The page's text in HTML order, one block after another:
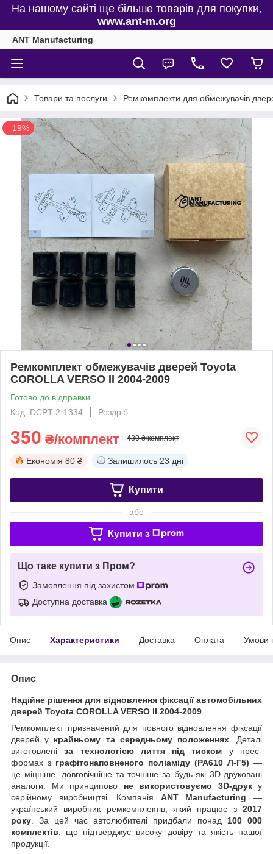
На нашому сайті ще більше товарів для покупки,
www.ant-m.org
ANT Manufacturing
Товари та послуги Ремкомплекти для обмежувачів
–19%
Ремкомплект обмежувачів дверей Toyota
COROLLA VERSO II 2004-2009
Готово до відправки
Код: DCPT-2-1334
Роздріб
350 ₴/комплект 430 ₴/комплект
Економія 80 ₴ Залишилось 23 дні
Купити
або
Купити з
Що таке купити з Пром?
Замовлення під захистом
Доступна доставка
Опис Характеристики Доставка Оплата Умови
Опис
Надійне рішення для відновлення фіксації автомобільних
дверей Toyota COROLLA VERSO II 2004-2009
Ремкомплект призначений для повного відновлення фіксації
дверей у крайньому та середньому положеннях. Деталі
виготовленіза технологією лиття під тиском у прес-
формах з графітонаповненого поліаміду (PA610 Л-Г5) —
це міцніше, довговічніше та точніше за будь-які 3D-друковані
аналоги. Ми принципово не використовуємо 3D-друку
серійному виробництві. Компанія ANT Manufacturing —
український виробник ремкомплектів, який працює з 2017
року . За цей час автолюбителі придбали понад 100 000
комплектів , що підтверджує високу довіру та якість нашої
продукції.